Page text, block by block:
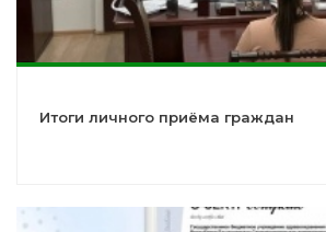
Итоги личного приёма граждан